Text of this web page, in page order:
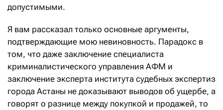
допустимыми.
Я вам рассказал только основные аргументы,
подтверждающие мою невиновность. Парадокс в
том, что даже заключение специалиста
криминалистического управления АФМ и
заключение эксперта института судебных экспертиз
города Астаны не доказывают выводов об ущербе, а
говорят о разнице между покупкой и продажей, то